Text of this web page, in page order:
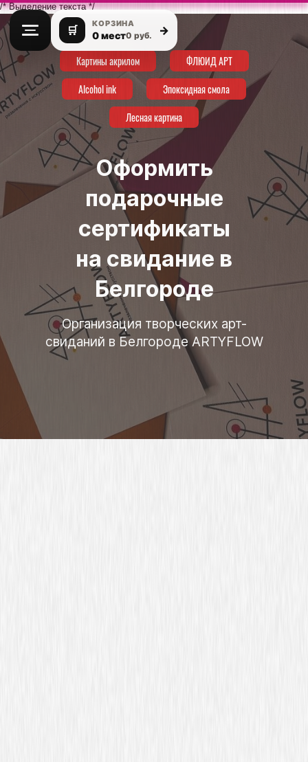
/* Выделение текста */
Картины акрилом
ФЛЮИД АРТ
Alcohol ink
Эпоксидная смола
Лесная картина
Оформить
подарочные
сертификаты
на свидание в
Белгороде
Организация творческих арт-
свиданий в Белгороде ARTYFLOW
🛒 КОРЗИНА
0 мест0 руб. →